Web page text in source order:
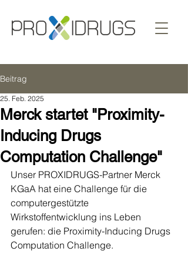
Beitrag
Merck startet "Proximity-
Inducing Drugs
Computation Challenge"
25. Feb. 2025
Unser PROXIDRUGS-Partner Merck
KGaA hat eine Challenge für die
computergestützte
Wirkstoffentwicklung ins Leben
gerufen: die Proximity-Inducing Drugs
Computation Challenge.